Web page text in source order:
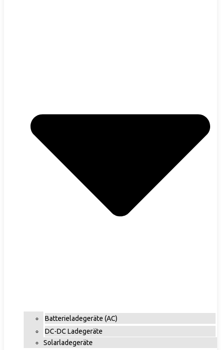
Batterieladegeräte (AC)
DC-DC Ladegeräte
Solarladegeräte